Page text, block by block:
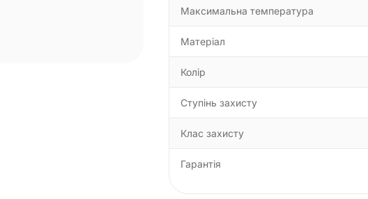
Максимальна температура
Матеріал
Колір
Ступінь захисту
Клас захисту
Гарантія